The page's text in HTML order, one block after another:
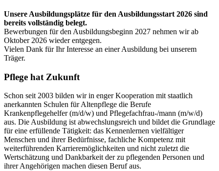
Unsere Ausbildungsplätze für den Ausbildungsstart 2026 sind
bereits vollständig belegt.
Bewerbungen für den Ausbildungsbeginn 2027 nehmen wir ab
Oktober 2026 wieder entgegen.
Vielen Dank für Ihr Interesse an einer Ausbildung bei unserem
Träger.
Pflege hat Zukunft
Schon seit 2003 bilden wir in enger Kooperation mit staatlich
anerkannten Schulen für Altenpflege die Berufe
Krankenpflegehelfer (m/d/w) und Pflegefachfrau-/mann (m/w/d)
aus. Die Ausbildung ist abwechslungsreich und bildet die Grundlage
für eine erfüllende Tätigkeit: das Kennenlernen vielfältiger
Menschen und ihrer Bedürfnisse, fachliche Kompetenz mit
weiterführenden Karrieremöglichkeiten und nicht zuletzt die
Wertschätzung und Dankbarkeit der zu pflegenden Personen und
ihrer Angehörigen machen diesen Beruf aus.